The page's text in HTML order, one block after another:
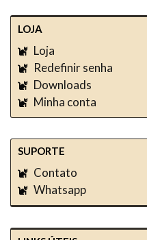
LOJA
Loja
Redefinir senha
Downloads
Minha conta
SUPORTE
Contato
Whatsapp